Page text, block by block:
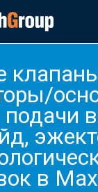
подачи
в